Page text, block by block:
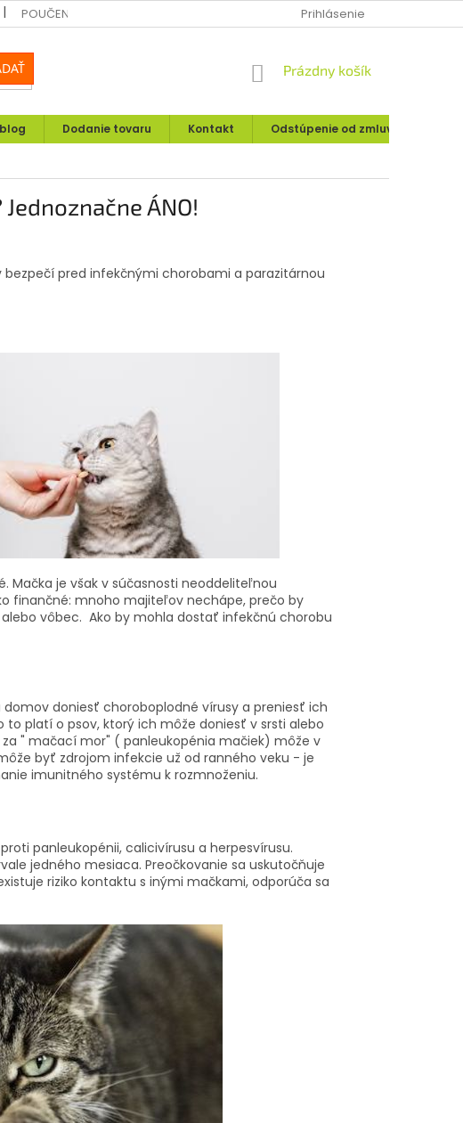
POUČENIE O UPLATNENÍ PRÁVA SPOTREBITEĽA MOJA OBJEDNÁVKA
Prihlásenie
NÁKUPNÝ
Prázdny košík
Dodanie tovaru Kontakt Odstúpenie od zmluvy
ÁNO!
pred infekčnými chorobami a parazitárnou
Mačka je však v súčasnosti neoddeliteľnou
finančné: mnoho majiteľov nechápe, prečo by
vôbec. Ako by mohla dostať infekčnú chorobu
doniesť choroboplodné vírusy a preniesť ich
platí o psov, ktorý ich môže doniesť v srsti alebo
" mačací mor" ( panleukopénia mačiek) môže v
byť zdrojom infekcie už od ranného veku - je
imunitného systému k rozmnoženiu.
panleukopénii, calicivírusu a herpesvírusu.
jedného mesiaca. Preočkovanie sa uskutočňuje
riziko kontaktu s inými mačkami, odporúča sa